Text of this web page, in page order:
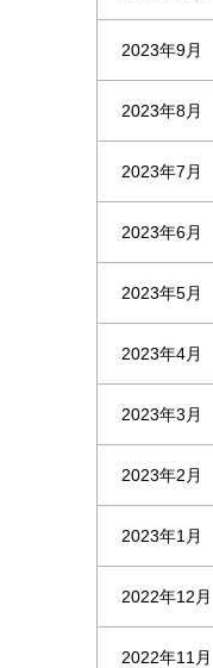
2023年9月
2023年8月
2023年7月
2023年6月
2023年5月
2023年4月
2023年3月
2023年2月
2023年1月
2022年12月
2022年11月